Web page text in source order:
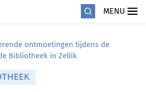
MENU
ontmoetingen tijdens de
Bibliotheek in Zellik